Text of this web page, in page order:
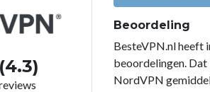
(4.3)
Beoordeling
BesteVPN.nl heeft
beoordelingen.
NordVPN